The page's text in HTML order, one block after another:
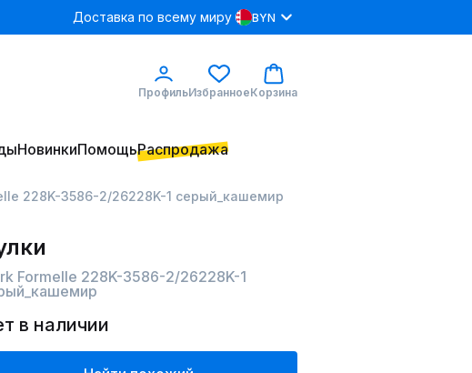
Доставка по всему миру BYN
ПрофильИзбранноеКорзина
НовинкиПомощьРаспродажа
228K-3586-2/26228K-1 серый_кашемир
Formelle 228K-3586-2/26228K-1
в наличии